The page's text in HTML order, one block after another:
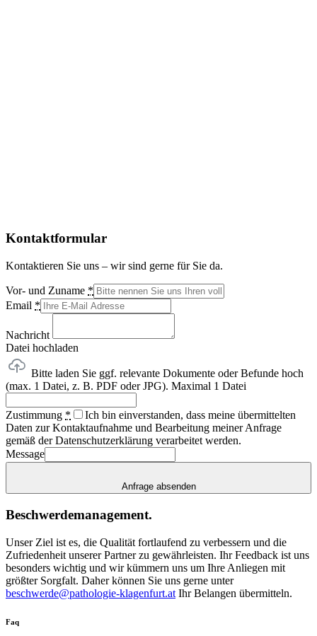
Kontaktformular
Kontaktieren Sie uns – wir sind gerne für Sie da.
Vor- und Zuname *
Email *
Nachricht
Datei hochladen
Bitte laden Sie ggf. relevante Dokumente oder Befunde hoch
(max. 1 Datei, z. B. PDF oder JPG). Maximal 1 Datei
Zustimmung *
Ich bin einverstanden, dass meine übermittelten
Daten zur Kontaktaufnahme und Bearbeitung meiner Anfrage
gemäß der Datenschutzerklärung verarbeitet werden.
Message
Anfrage absenden
Beschwerdemanagement.
Unser Ziel ist es, die Qualität fortlaufend zu verbessern und die
Zufriedenheit unserer Partner zu gewährleisten. Ihr Feedback ist uns
besonders wichtig und wir kümmern uns um Ihre Anliegen mit
größter Sorgfalt. Daher können Sie uns gerne unter
beschwerde@pathologie-klagenfurt.at Ihr Belangen übermitteln.
Faq